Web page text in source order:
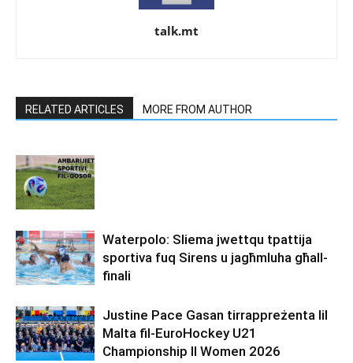
talk.mt
RELATED ARTICLES MORE FROM AUTHOR
Waterpolo: Sliema jwettqu tpattija
sportiva fuq Sirens u jagħmluha għall-
finali
Justine Pace Gasan tirrappreżenta lil
Malta fil-EuroHockey U21
Championship II Women 2026